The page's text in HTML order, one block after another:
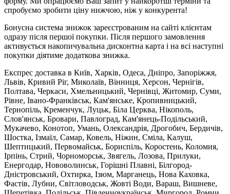
спробуємо зробити ціну нижчою, ніж у конкурента!
Бонусна система знижок зареєстрованим на сайті клієнтам
одразу після першої покупки. Після першого замовлення
активується накопичувальна дисконтна карта і на всі наступні
покупки діятиме додаткова знижка.
Експрес доставка в Київ, Харків, Одеса, Дніпро, Запоріжжя,
Львів, Кривий Ріг, Миколаїв, Вінниця, Херсон, Чернігів,
Полтава, Черкаси, Хмельницький, Чернівці, Житомир, Суми,
Рівне, Івано-Франківськ, Кам'янське, Кропивницький,
Тернопіль, Кременчук, Луцьк, Біла Церква, Нікополь,
Слов'янськ, Бровари, Павлоград, Кам'янець-Подільський,
Мукачево, Конотоп, Умань, Олександрія, Дрогобич, Бердичів,
Шостка, Ізмаїл, Самар, Ковель, Ніжин, Сміла, Калуш,
Шептицький, Первомайськ, Бориспіль, Коростень, Коломия,
Ірпінь, Стрий, Чорноморськ, Звягель, Лозова, Прилуки,
Енергодар, Нововолинськ, Горішні Плавні, Білгород-
Дністровський, Охтирка, Ізюм, Марганець, Нова Каховка,
Фастів, Лубни, Світловодськ, Жовті Води, Вараш, Вишневе,